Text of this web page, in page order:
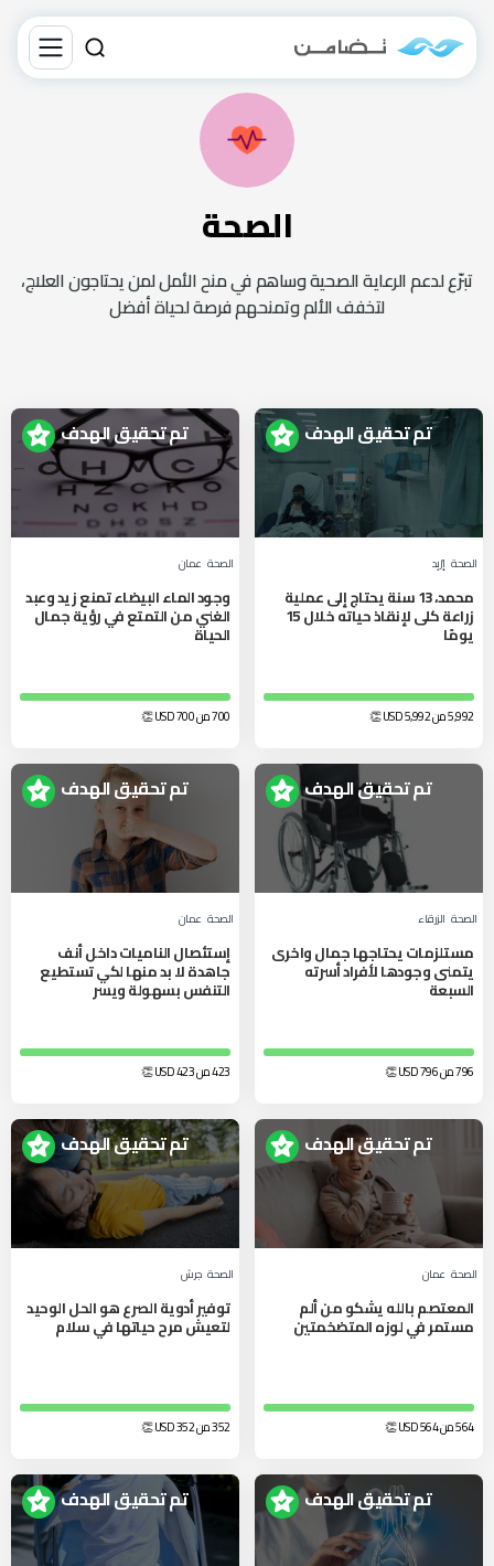
الصحة
تبرّع لدعم الرعاية الصحية وساهم في منح الأمل لمن يحتاجون العلاج،
لتخفف الألم وتمنحهم فرصة لحياة أفضل
تم تحقيق الهدف
الصحة إرْبِد‎
محمد، 13 سنة يحتاج إلى عملية
زراعة كلى لإنقاذ حياته خلال 15
يومًا
5,992 من 5,992 USD
👏
تم تحقيق الهدف
الصحة عمان
وجود الماء البيضاء تمنع زيد وعبد
الغني من التمتع في رؤية جمال
الحياة
700 من 700 USD
👏
تم تحقيق الهدف
الصحة الزرقاء‎
مستلزمات يحتاجها جمال واخرى
يتمنى وجودها لأفراد أسرته
السبعة
796 من 796 USD
👏
تم تحقيق الهدف
الصحة عمان
إستئصال الناميات داخل أنف
جاهدة لا بد منها لكي تستطيع
التنفس بسهولة ويسر
423 من 423 USD
👏
تم تحقيق الهدف
الصحة عمان
المعتصم بالله يشكو من ألم
مستمر في لوزه المتضخمتين
564 من 564 USD
👏
تم تحقيق الهدف
الصحة جرش
توفير أدوية الصرع هو الحل الوحيد
لتعيش مرح حياتها في سلام
352 من 352 USD
👏
تم تحقيق الهدف تم تحقيق الهدف